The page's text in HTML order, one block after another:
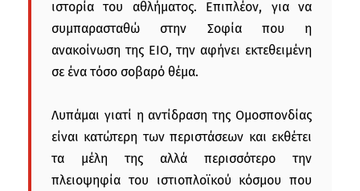
ιστορία του αθλήματος. Επιπλέον, για να
συμπαρασταθώ στην Σοφία που η
ανακοίνωση της ΕΙΟ, την αφήνει εκτεθειμένη
σε ένα τόσο σοβαρό θέμα.
Λυπάμαι γιατί η αντίδραση της Ομοσπονδίας
είναι κατώτερη των περιστάσεων και εκθέτει
τα μέλη της αλλά περισσότερο την
πλειοψηφία του ιστιοπλοϊκού κόσμου που